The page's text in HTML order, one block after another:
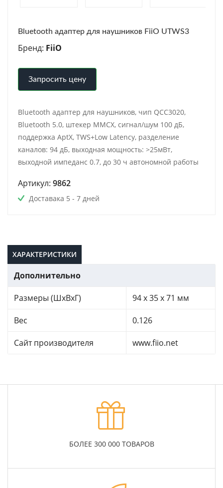
Bluetooth адаптер для наушников FiiO UTWS3
Бренд: FiiO
Запросить цену
Bluetooth адаптер для наушников, чип QCC3020,
Bluetooth 5.0, штекер MMCX, сигнал/шум 100 дБ,
поддержка AptX, TWS+Low Latency, разделение
каналов: 94 дБ, выходная мощность: >25мВт,
выходной импеданс 0.7, до 30 ч автономной работы
Артикул: 9862
Доставака 5 - 7 дней
ХАРАКТЕРИСТИКИ
Дополнительно
Размеры (ШхВхГ) 94 x 35 x 71 мм
Вес 0.126
Сайт производителя www.fiio.net
БОЛЕЕ 300 000 ТОВАРОВ